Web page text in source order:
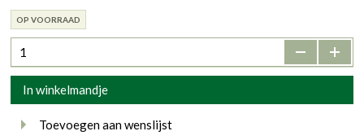
OP VOORRAAD
- +
In winkelmandje
Toevoegen aan wenslijst